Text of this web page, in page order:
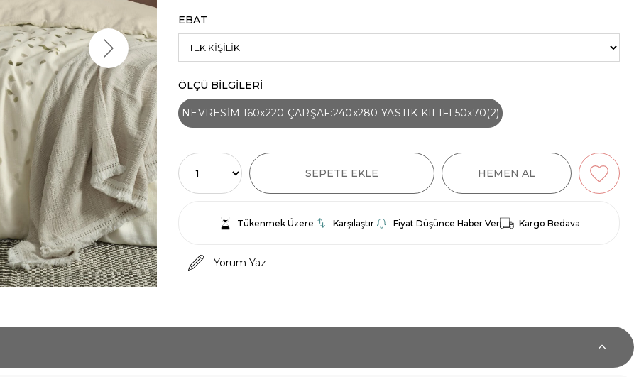
EBAT
ÖLÇÜ BİLGİLERİ
NEVRESİM:160x220 ÇARŞAF:240x280 YASTIK KILIFI:50x70(2)
Tükenmek Üzere Karşılaştır Fiyat Düşünce Haber Ver Kargo Bedava
Yorum Yaz